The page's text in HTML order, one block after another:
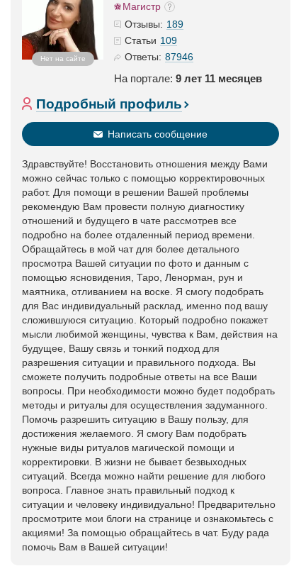
Нет на сайте
Магистр
Отзывы: 189
Статьи 109
Ответы: 87946
На портале: 9 лет 11 месяцев
Подробный профиль
Написать сообщение
Здравствуйте! Восстановить отношения между Вами
можно сейчас только с помощью корректировочных
работ. Для помощи в решении Вашей проблемы
рекомендую Вам провести полную диагностику
отношений и будущего в чате рассмотрев все
подробно на более отдаленный период времени.
Обращайтесь в мой чат для более детального
просмотра Вашей ситуации по фото и данным с
помощью ясновидения, Таро, Ленорман, рун и
маятника, отливанием на воске. Я смогу подобрать
для Вас индивидуальный расклад, именно под вашу
сложившуюся ситуацию. Который подробно покажет
мысли любимой женщины, чувства к Вам, действия на
будущее, Вашу связь и тонкий подход для
разрешения ситуации и правильного подхода. Вы
сможете получить подробные ответы на все Ваши
вопросы. При необходимости можно будет подобрать
методы и ритуалы для осуществления задуманного.
Помочь разрешить ситуацию в Вашу пользу, для
достижения желаемого. Я смогу Вам подобрать
нужные виды ритуалов магической помощи и
корректировки. В жизни не бывает безвыходных
ситуаций. Всегда можно найти решение для любого
вопроса. Главное знать правильный подход к
ситуации и человеку индивидуально! Предварительно
просмотрите мои блоги на странице и ознакомьтесь с
акциями! За помощью обращайтесь в чат. Буду рада
помочь Вам в Вашей ситуации!